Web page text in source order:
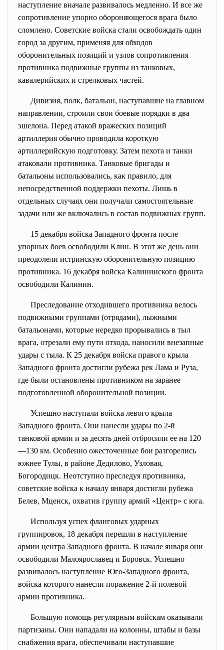
наступление вначале развивалось медленно. И все же
сопротивление упорно обороняющегося врага было
сломлено. Советские войска стали освобождать один
город за другим, применяя для обходов
оборонительных позиций и узлов сопротивления
противника подвижные группы из танковых,
кавалерийских и стрелковых частей.
Дивизия, полк, батальон, наступавшие на главном
направлении, строили свои боевые порядки в два
эшелона. Перед атакой вражеских позиций
артиллерия обычно проводила короткую
артиллерийскую подготовку. Затем пехота и танки
атаковали противника. Танковые бригады и
батальоны использовались, как правило, для
непосредственной поддержки пехоты. Лишь в
отдельных случаях они получали самостоятельные
задачи или же включались в состав подвижных групп.
15 декабря войска Западного фронта после
упорных боев освободили Клин. В этот же день они
преодолели истринскую оборонительную позицию
противника. 16 декабря войска Калининского фронта
освободили Калинин.
Преследование отходившего противника велось
подвижными группами (отрядами), лыжными
батальонами, которые нередко прорывались в тыл
врага, отрезали ему пути отхода, наносили внезапные
удары с тыла. К 25 декабря войска правого крыла
Западного фронта достигли рубежа рек Лама и Руза,
где были остановлены противником на заранее
подготовленной оборонительной позиции.
Успешно наступали войска левого крыла
Западного фронта. Они нанесли удары по 2-й
танковой армии и за десять дней отбросили ее на 120
—130 км. Особенно ожесточенные бои разгорелись
южнее Тулы, в районе Дедилово, Узловая,
Богородицк. Неотступно преследуя противника,
советские войска к началу января достигли рубежа
Белев, Мценск, охватив группу армий «Центр» с юга.
Используя успех фланговых ударных
группировок, 18 декабря перешли в наступление
армии центра Западного фронта. В начале января они
освободили Малоярославец и Боровск. Успешно
развивалось наступление Юго-Западного фронта,
войска которого нанесли поражение 2-й полевой
армии противника.
Большую помощь регулярным войскам оказывали
партизаны. Они нападали на колонны, штабы и базы
снабжения врага, обеспечивали наступавшие